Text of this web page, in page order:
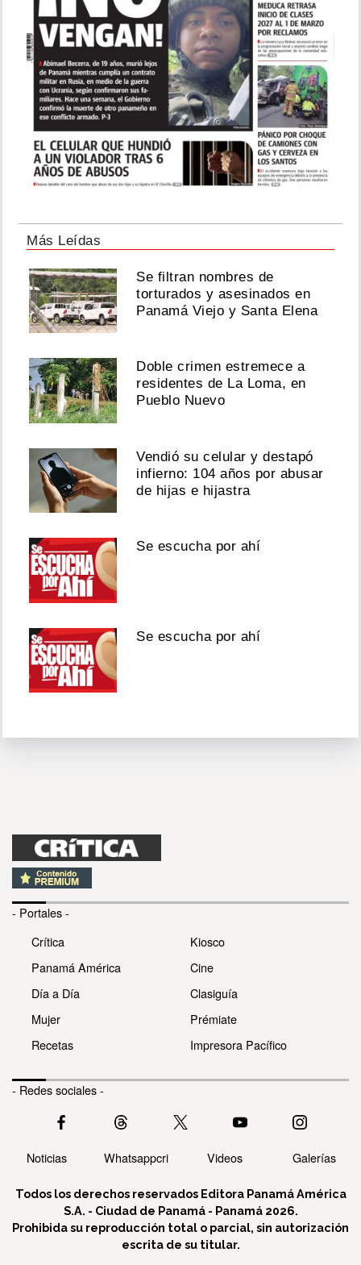
Más Leídas
Se filtran nombres de
torturados y asesinados en
Panamá Viejo y Santa Elena
Doble crimen estremece a
residentes de La Loma, en
Pueblo Nuevo
Vendió su celular y destapó
infierno: 104 años por abusar
de hijas e hijastra
Se escucha por ahí
Se escucha por ahí
- Portales -
Crítica
Panamá América
Día a Día
Mujer
Recetas
Kiosco
Cine
Clasiguía
Prémiate
Impresora Pacífico
- Redes sociales -
Noticias Whatsappcri Videos Galerías
Todos los derechos reservados Editora Panamá América
S.A. - Ciudad de Panamá - Panamá 2026.
Prohibida su reproducción total o parcial, sin autorización
escrita de su titular.